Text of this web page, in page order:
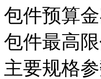
包件预算
包件最高
主要规格